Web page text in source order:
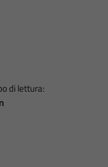
di lettura: